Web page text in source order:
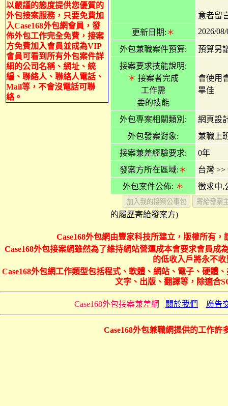
以嚴謹的態度提供您優質的
外包接案服務，只要免費加
入Case168外包網會員，發
佈外包工作完全免費，接案
方免費加入會員並成為VIP
會員可看到所有外包案件詳
細的公司名稱、網址、統
編、聯絡人、聯絡人電話、
Mail等，不會沒電話可聯
絡。
意者留
更新日期:＊ 2026/
外包兼職案件預算:
預算另
接案要求技能說明:
＊ 接案者完成
工作需
要的技能
會使用
畢佳
外包專案相關類別:
網頁設
外包發案對象:
兼職上
接案兼差經驗要求:
0年
發案方所在區域:＊ 台灣 >>
外包案件公佈: ＊ 徵求中,
的履歷寄給發案方)
Case168外包網由豐家科技所建立，版權所有
Case168外包接案網雖然為了維持網站營運成本會要求會員
的低收入戶將永不收
Case168外包網工作類型包括程式、軟體、網站、電子、硬體
文字、出版、翻譯等，除適合
Case168外包接案兼差網 關於我們 廣告
Case168外包兼職網提供的工作